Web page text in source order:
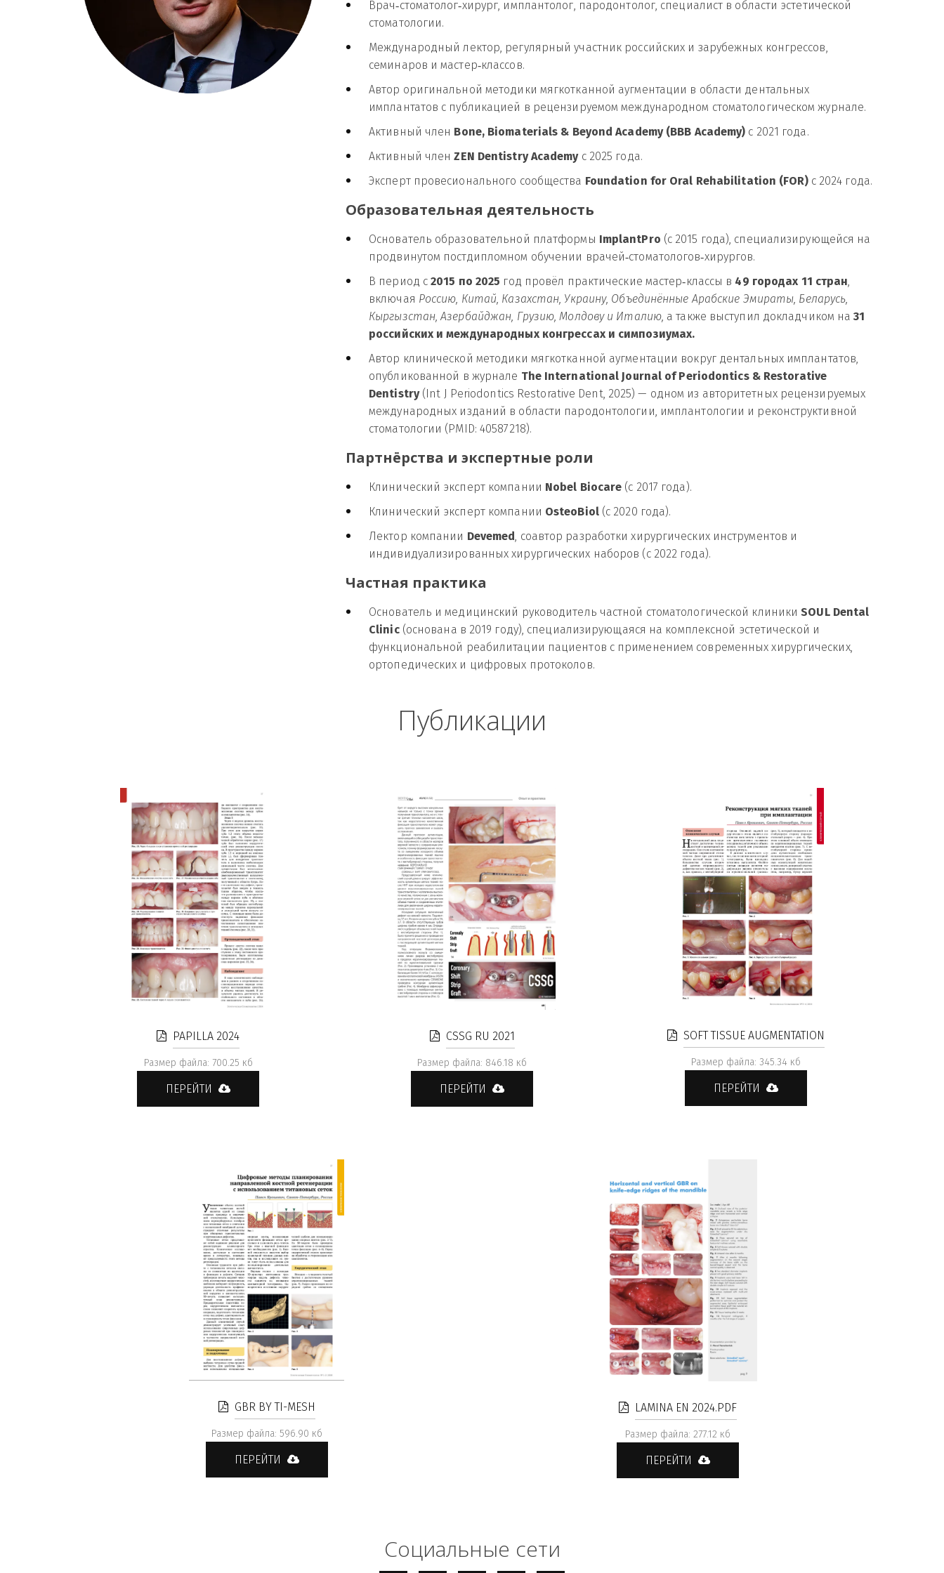
Врач‑стоматолог‑хирург, имплантолог, пародонтолог, специалист в области эстетической
стоматологии.
Международный лектор, регулярный участник российских и зарубежных конгрессов,
семинаров и мастер‑классов.
Автор оригинальной методики мягкотканной аугментации в области дентальных
имплантатов с публикацией в рецензируемом международном стоматологическом журнале.
Активный член Bone, Biomaterials & Beyond Academy (BBB Academy) с 2021 года.
Активный член ZEN Dentistry Academy с 2025 года.
Эксперт провесионального сообщества Foundation for Oral Rehabilitation (FOR) с 2024 года.
Образовательная деятельность
Основатель образовательной платформы ImplantPro (с 2015 года), специализирующейся на
продвинутом постдипломном обучении врачей‑стоматологов‑хирургов.
В период с 2015 по 2025 год провёл практические мастер‑классы в 49 городах 11 стран,
включая Россию, Китай, Казахстан, Украину, Объединённые Арабские Эмираты, Беларусь,
Кыргызстан, Азербайджан, Грузию, Молдову и Италию, а также выступил докладчиком на 31
российских и международных конгрессах и симпозиумах.
Автор клинической методики мягкотканной аугментации вокруг дентальных имплантатов,
опубликованной в журнале The International Journal of Periodontics & Restorative
Dentistry (Int J Periodontics Restorative Dent, 2025) — одном из авторитетных рецензируемых
международных изданий в области пародонтологии, имплантологии и реконструктивной
стоматологии (PMID: 40587218).
Партнёрства и экспертные роли
Клинический эксперт компании Nobel Biocare (с 2017 года).
Клинический эксперт компании OsteoBiol (с 2020 года).
Лектор компании Devemed, соавтор разработки хирургических инструментов и
индивидуализированных хирургических наборов (с 2022 года).
Частная практика
Основатель и медицинский руководитель частной стоматологической клиники SOUL Dental
Clinic (основана в 2019 году), специализирующаяся на комплексной эстетической и
функциональной реабилитации пациентов с применением современных хирургических,
ортопедических и цифровых протоколов.
Публикации
PAPILLA 2024
Размер файла: 700.25 кб
ПЕРЕЙТИ
CSSG RU 2021
Размер файла: 846.18 кб
ПЕРЕЙТИ
SOFT TISSUE AUGMENTATION
Размер файла: 345.34 кб
ПЕРЕЙТИ
GBR BY TI-MESH
Размер файла: 596.90 кб
ПЕРЕЙТИ
LAMINA EN 2024.PDF
Размер файла: 277.12 кб
ПЕРЕЙТИ
Социальные сети